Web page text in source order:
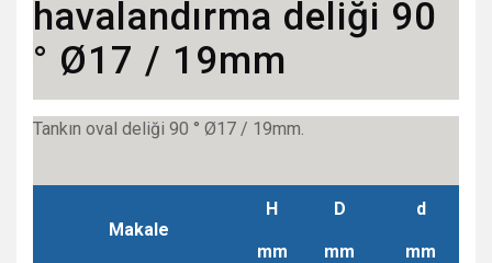
havalandırma deliği 90
° Ø17 / 19mm
Tankın oval deliği 90 ° Ø17 / 19mm.
Makale
H
mm
D
mm
d
mm